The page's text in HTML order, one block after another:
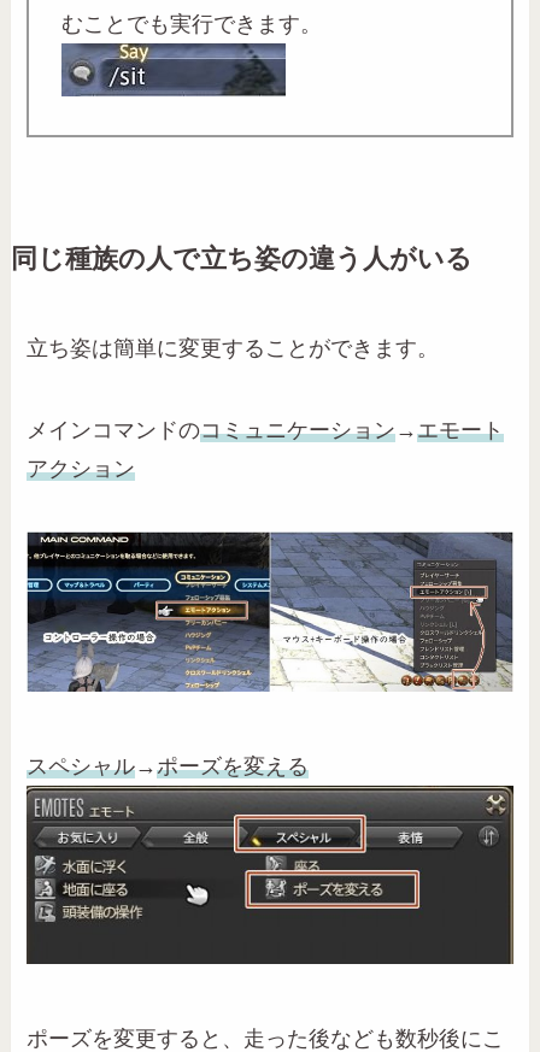
むことでも実行できます。
同じ種族の人で立ち姿の違う人がいる
立ち姿は簡単に変更することができます。
メインコマンドのコミュニケーション→エモート
アクション
スペシャル→ポーズを変える
ポーズを変更すると、走った後なども数秒後にこ